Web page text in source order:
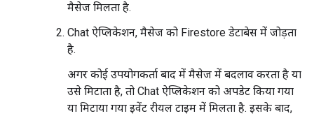
मैसेज मिलता है.
Chat ऐप्लिकेशन, मैसेज को Firestore डेटाबेस में जोड़ता
है.
अगर कोई उपयोगकर्ता बाद में मैसेज में बदलाव करता है या
उसे मिटाता है, तो Chat ऐप्लिकेशन को अपडेट किया गया
या मिटाया गया इवेंट रीयल टाइम में मिलता है. इसके बाद,